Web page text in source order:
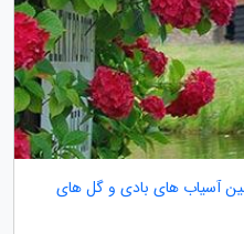
آسیاب های بادی و گل های